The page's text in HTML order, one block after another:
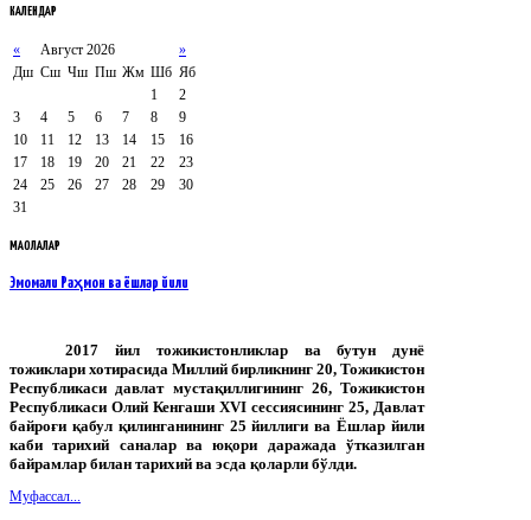
КАЛЕНДАР
« Август 2026
»
Дш Сш Чш Пш Жм Шб Яб
1
2
3
4 5 6 7 8
9
10
11 12 13 14 15
16
17
18 19 20 21 22
23
24
25 26 27 28 29
30
31
МАҚОЛАЛАР
Эмомали Раҳмон ва ёшлар йили
2017 йил тожикистонликлар ва бутун дунё
тожиклари хотирасида Миллий бирликнинг 20, Тожикистон
Республикаси давлат мустақиллигининг 26, Тожикистон
Республикаси Олий Кенгаши XVI сессиясининг 25, Давлат
байроғи қабул қилинганининг 25 йиллиги ва Ёшлар йили
каби тарихий саналар ва юқори даражада ўтказилган
байрамлар билан тарихий ва эсда қоларли бўлди.
Муфассал...